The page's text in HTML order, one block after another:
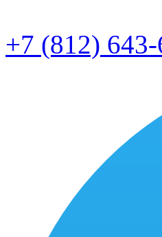
+7 (812)